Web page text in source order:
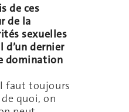
de ces
de la
sexuelles
d’un dernier
domination
faut toujours
quoi, on